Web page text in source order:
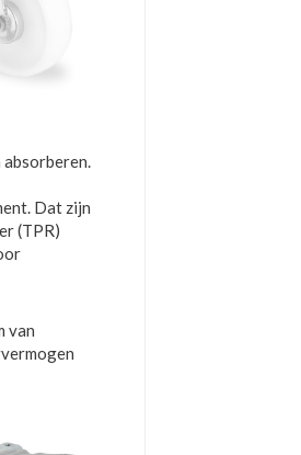
absorberen.
Dat zijn
(TPR)
van